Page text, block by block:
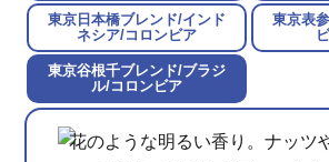
東京日本橋ブレンド/インド
ネシア/コロンビア
東京表
東京谷根千ブレンド/ブラジ
ル/コロンビア
まとまりのある深いコクと豊か
クリーンでソフトな香り。カカ
カシスの様な香り。黒糖に似た
芳ばしい香り。澄んだ酸味。ダ
花のような明るい香り。ナッツ